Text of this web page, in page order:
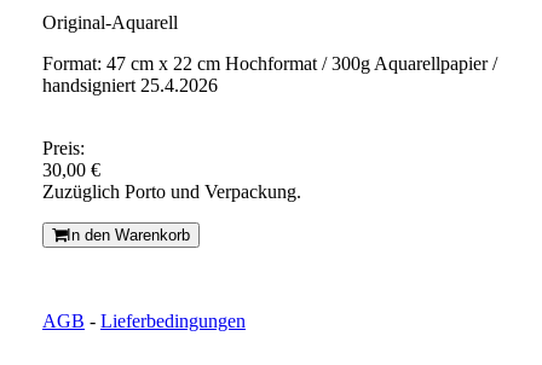
Original-Aquarell
Format: 47 cm x 22 cm Hochformat / 300g Aquarellpapier /
handsigniert 25.4.2026
Preis:
30,00 €
Zuzüglich Porto und Verpackung.
In den Warenkorb
AGB - Lieferbedingungen